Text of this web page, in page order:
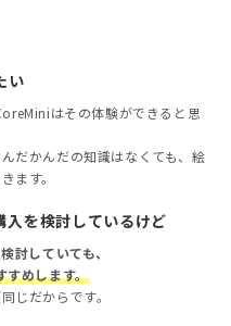
い
はその体験ができると思
だかんだの知識はなくても、絵
ます。
を検討しているけど
していても、
めします。
じだからです。